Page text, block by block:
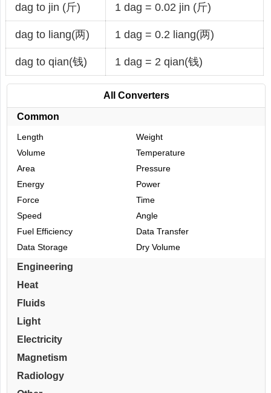
dag to jin (斤) 1 dag = 0.02 jin (斤)
dag to liang(两) 1 dag = 0.2 liang(两)
dag to qian(钱) 1 dag = 2 qian(钱)
All Converters
Common
Length
Weight
Volume
Temperature
Area
Pressure
Energy
Power
Force
Time
Speed
Angle
Fuel Efficiency
Data Transfer
Data Storage
Dry Volume
Engineering
Heat
Fluids
Light
Electricity
Magnetism
Radiology